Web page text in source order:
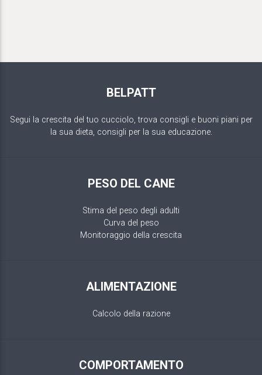
BELPATT
Segui la crescita del tuo cucciolo, trova consigli e buoni piani per
la sua dieta, consigli per la sua educazione.
PESO DEL CANE
Stima del peso degli adulti
Curva del peso
Monitoraggio della crescita
ALIMENTAZIONE
Calcolo della razione
COMPORTAMENTO